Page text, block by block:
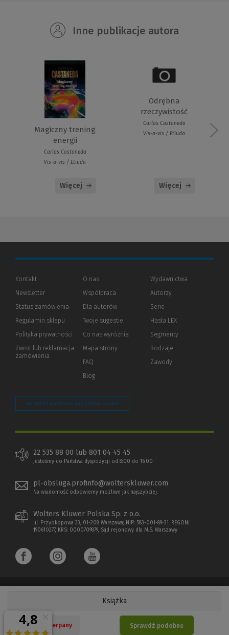
Książka
Nakład wyczerpany Sprawdź podobne
Inne publikacje autora
Magiczny trening
energii
Carlos Castaneda
Vis-a-vis / Etiuda
Więcej
Odrębna
rzeczywistość
Carlos Castaneda
Vis-a-vis / Etiuda
Więcej
Kontakt
Newsletter
Status zamówienia
Regulamin sklepu
Polityka prywatności (Nowe
(Link
innej
Zwrot lub reklamacja
zamówienia
O nas
Współpraca
Dla autorów(Nowe
(Link
innej
strony)
Twoje sugestie
Co nas wyróżnia
Mapa strony
FAQ
Blog
Wydawnictwa
Autorzy
Serie
Hasła LEX
Segmenty
Rodzaje
Zawody
Zarządzaj preferencjami plików cookie
22 535 88 00 lub 801 04 45 45
Jesteśmy do Państwa dyspozycji od 8:00 do 16:00
pl-obsluga.profinfo@wolterskluwer.com
Na wiadomość odpowiemy możliwe jak najszybciej.
Wolters Kluwer Polska Sp. z o.o.
ul. Przyokopowa 33, 01-208 Warszawa; NIP: 583-001-89-31, REGON:
190610277, KRS: 0000709879, Sąd rejonowy dla M.S. Warszawy
Copyright 1997 - 2026 Wolters Kluwer Polska Sp. z o.o.